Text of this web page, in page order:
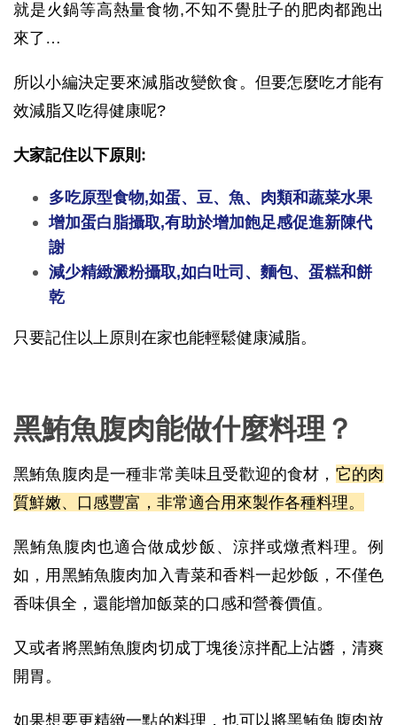
就是火鍋等高熱量食物,不知不覺肚子的肥肉都跑出
來了…
所以小編決定要來減脂改變飲食。但要怎麼吃才能有
效減脂又吃得健康呢?
大家記住以下原則:
多吃原型食物,如蛋、豆、魚、肉類和蔬菜水果
增加蛋白脂攝取,有助於增加飽足感促進新陳代
謝
減少精緻澱粉攝取,如白吐司、麵包、蛋糕和餅
乾
只要記住以上原則在家也能輕鬆健康減脂。
黑鮪魚腹肉能做什麼料理？
黑鮪魚腹肉是一種非常美味且受歡迎的食材， 它的肉
質鮮嫩、口感豐富，非常適合用來製作各種料理。
黑鮪魚腹肉也適合做成炒飯、涼拌或燉煮料理。例
如，用黑鮪魚腹肉加入青菜和香料一起炒飯，不僅色
香味俱全，還能增加飯菜的口感和營養價值。
又或者將黑鮪魚腹肉切成丁塊後涼拌配上沾醬，清爽
開胃。
如果想要更精緻一點的料理，也可以將黑鮪魚腹肉放